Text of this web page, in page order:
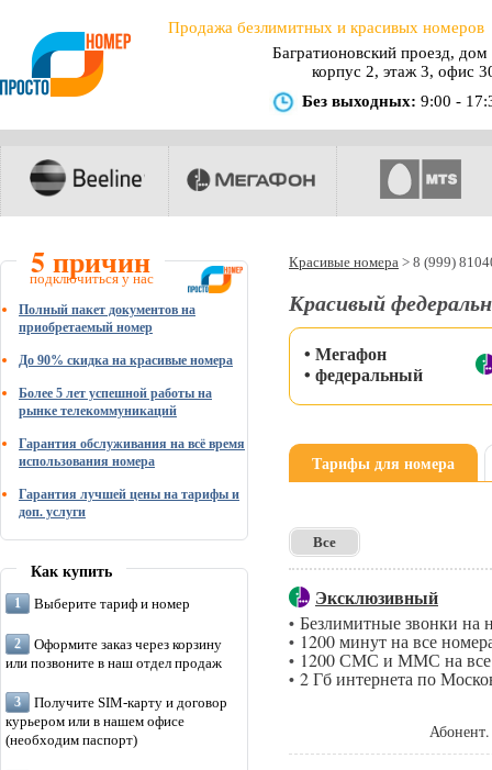
Продажа безлимитных и красивых номеров
Багратионовский проезд, дом
корпус 2, этаж 3, офис
Без выходных: 9:00 -
5 причин
подключиться у нас
Полный пакет документов на
приобретаемый номер
До 90% скидка на красивые номера
Более 5 лет успешной работы на
рынке телекоммуникаций
Гарантия обслуживания на всё время
использования номера
Гарантия лучшей цены на тарифы и
доп. услуги
Как купить
Выберите тариф и номер
Оформите заказ через корзину
или позвоните в наш отдел продаж
Получите SIM-карту и договор
курьером или в нашем офисе
(необходим паспорт)
Красивые номера > 8 (999)
Красивый
• Мегафон
• федеральный
Тарифы для номера
Все
Эксклюзивный
• Безлимитные звонки на
• 1200 минут на все
• 1200 СМС и ММС на все
• 2 Гб интернета по